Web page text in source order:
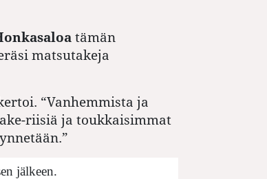
tämän
matsutakeja
“Vanhemmista ja
riisiä ja toukkaisimmat
jälkeen.